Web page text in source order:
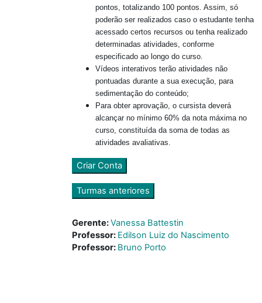
pontos, totalizando 100 pontos. Assim, só
poderão ser realizados caso o estudante tenha
acessado certos recursos ou tenha realizado
determinadas atividades, conforme
especificado ao longo do curso.
Vídeos interativos terão atividades não
pontuadas durante a sua execução, para
sedimentação do conteúdo;
Para obter aprovação, o cursista deverá
alcançar no mínimo 60% da nota máxima no
curso, constituída da soma de todas as
atividades avaliativas.
Criar Conta
Turmas anteriores
Gerente:Vanessa Battestin
Professor: Edilson Luiz do Nascimento
Professor: Bruno Porto